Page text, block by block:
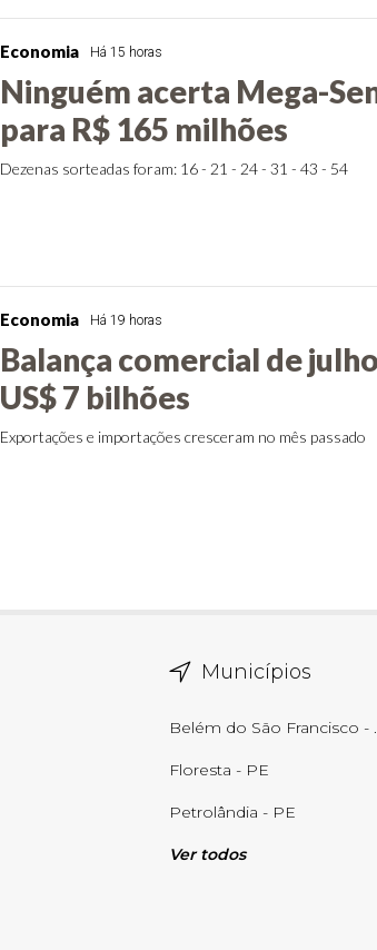
Economia Há 15 horas
Ninguém acerta Mega-
para R$ 165 milhões
Dezenas sorteadas foram: 16 - 21 - 24 - 31 - 43 - 54
Economia Há 19 horas
Balança comercial de
US$ 7 bilhões
Exportações e importações cresceram no mês passado
Municípios
Floresta - PE
Petrolândia - PE
Ver todos